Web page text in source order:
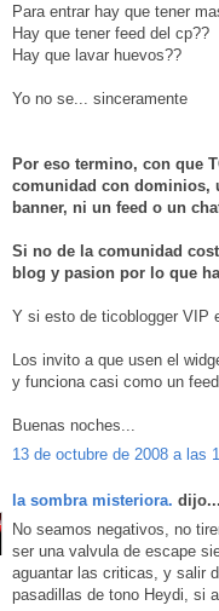
Para entrar hay que tener
Hay que tener feed del cp??
Hay que lavar huevos??
Yo no se... sinceramente
Por eso termino, con que
comunidad con dominios,
banner, ni un feed o un
Si no de la comunidad
blog y pasion por lo que
Y si esto de ticoblogger VIP
Los invito a que usen el
y funciona casi como un feed.
Buenas noches...
13 de octubre de 2008 a las
la sombra misteriora. dijo...
No seamos negativos, no
ser una valvula de escape
aguantar las criticas, y salir
pasadillas de tono Heydi, si